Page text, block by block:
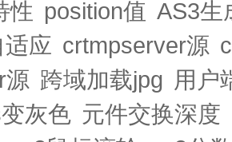
性 position值 AS3生
应 crtmpserver源
源 跨域加载jpg 用户
灰色 元件交换深度